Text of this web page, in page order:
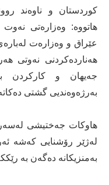
کوردستان و ناوەند
هاتووە: وەزارەتی
عێراق و وەزارەت
هەناردەکردنی نەوتی
جەیهان و کارکردن
بەرژەوەندیی گشتی
هاوکات جەختیشی لەسەر
لەژێر رۆشنایی کەشە
بەمنزیکانە دەگەن بە